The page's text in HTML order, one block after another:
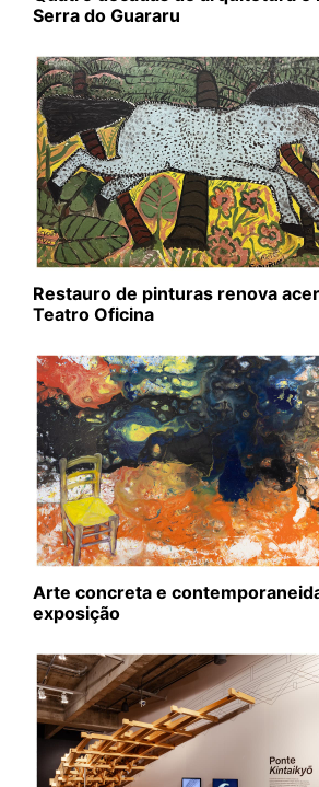
Serra do Guararu
Restauro de pinturas renova
Teatro Oficina
Arte concreta e
exposição